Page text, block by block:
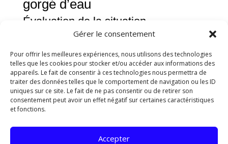
Gérer le consentement
Pour offrir les meilleures expériences, nous utilisons des technologies
telles que les cookies pour stocker et/ou accéder aux informations des
appareils. Le fait de consentir à ces technologies nous permettra de
traiter des données telles que le comportement de navigation ou les ID
uniques sur ce site. Le fait de ne pas consentir ou de retirer son
consentement peut avoir un effet négatif sur certaines caractéristiques
et fonctions.
Accepter
gorgé d’eau
Évaluation de la situation
L’évaluation de la situation est une étape cruciale dans
essentiel de comprendre les causes de l’accumulation
d’eau, telles que les pluies abondantes, une nappe
phréatique haute ou une mauvaise évacuation des eaux
de pluie. En identifiant précisément les zones touchées
et en mesurant le niveau d’humidité du sol, il est